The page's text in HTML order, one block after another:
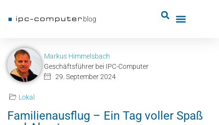
blog
Markus Himmelsbach
Geschäftsführer bei IPC-Computer
29. September 2024
Lokal
Familienausflug – Ein Tag voller Spaß